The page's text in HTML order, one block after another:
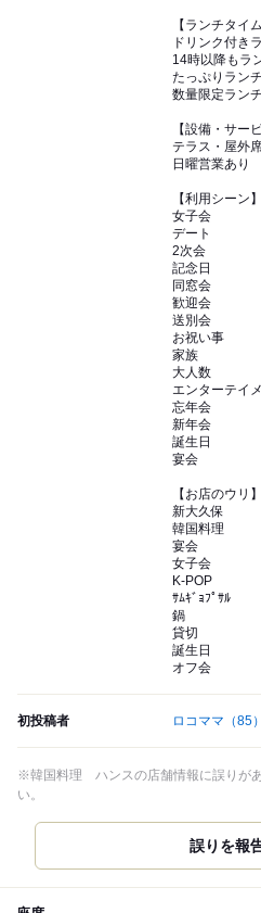
【ランチタイ
ドリンク付き
14時以降もラ
たっぷりランチ
数量限定ラン
【設備・サー
テラス・屋外
日曜営業あり
【利用シーン】
女子会
デート
2次会
記念日
同窓会
歓迎会
送別会
お祝い事
家族
大人数
エンターテイ
忘年会
新年会
誕生日
宴会
【お店のウリ】
新大久保
韓国料理
宴会
女子会
K-POP
ｻﾑｷﾞｮﾌﾟｻﾙ
鍋
貸切
誕生日
オフ会
初投稿者 ロコママ （85）
※韓国料理 ハンスの店舗情報に誤りが
い。
誤りを報